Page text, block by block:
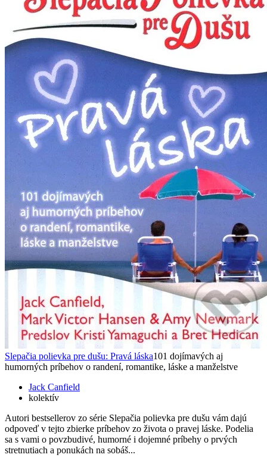
Slepačia polievka pre dušu: Pravá láska101 dojímavých aj
humorných príbehov o randení, romantike, láske a manželstve
Jack Canfield
kolektív
Autori bestsellerov zo série Slepačia polievka pre dušu vám dajú
odpoveď v tejto zbierke príbehov zo života o pravej láske. Podelia
sa s vami o povzbudivé, humorné i dojemné príbehy o prvých
stretnutiach a ponukách na sobáš...